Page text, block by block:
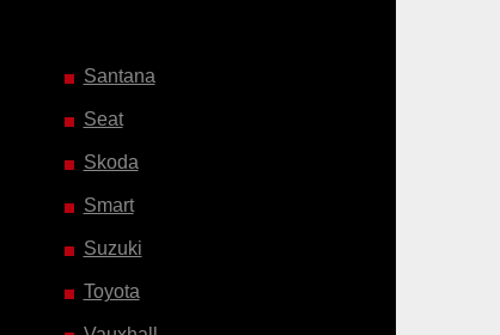
Santana
Seat
Skoda
Smart
Suzuki
Toyota